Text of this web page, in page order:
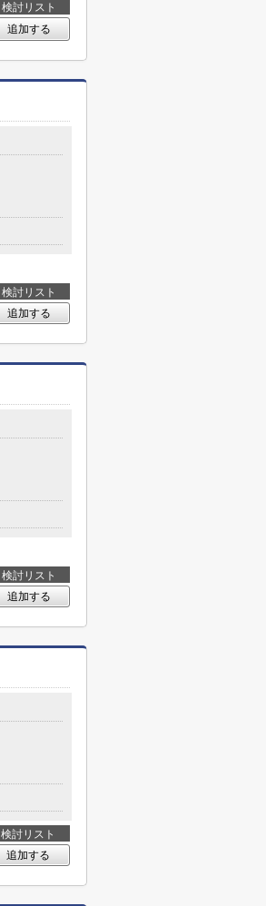
検討リスト
追加する
検討リスト
追加する
検討リスト
追加する
検討リスト
追加する